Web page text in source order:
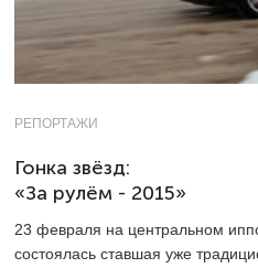
РЕПОРТАЖИ
Гонка звёзд:
«За рулём - 2015»
23 февраля на центральном
состоялась ставшая уже